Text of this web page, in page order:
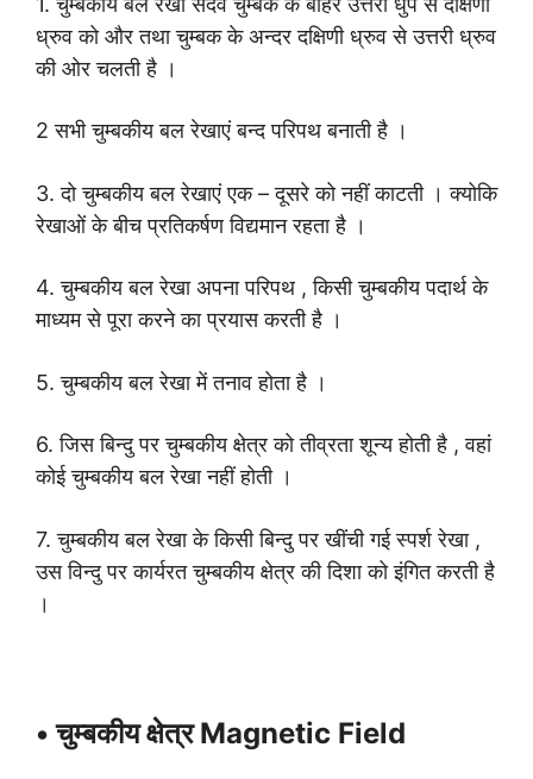
ध्रुव को और तथा चुम्बक के अन्दर दक्षिणी ध्रुव से उत्तरी ध्रुव
की ओर चलती है ।
2 सभी चुम्बकीय बल रेखाएं बन्द परिपथ बनाती है ।
3. दो चुम्बकीय बल रेखाएं एक – दूसरे को नहीं काटती । क्योकि
रेखाओं के बीच प्रतिकर्षण विद्यमान रहता है ।
4. चुम्बकीय बल रेखा अपना परिपथ , किसी चुम्बकीय पदार्थ के
माध्यम से पूरा करने का प्रयास करती है ।
5. चुम्बकीय बल रेखा में तनाव होता है ।
6. जिस बिन्दु पर चुम्बकीय क्षेत्र को तीव्रता शून्य होती है , वहां
कोई चुम्बकीय बल रेखा नहीं होती ।
7. चुम्बकीय बल रेखा के किसी बिन्दु पर खींची गई स्पर्श रेखा ,
उस विन्दु पर कार्यरत चुम्बकीय क्षेत्र की दिशा को इंगित करती है
।
• चुम्बकीय क्षेत्र Magnetic Field